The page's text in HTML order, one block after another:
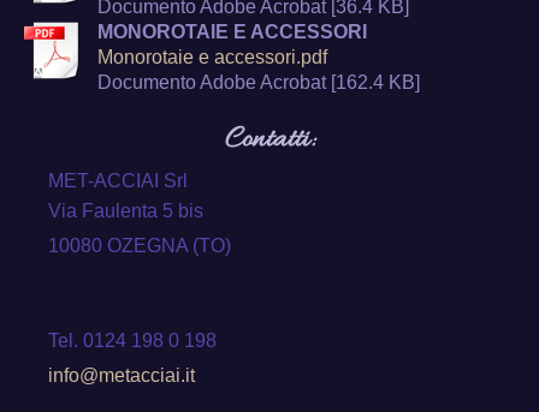
Documento Adobe Acrobat [36.4 KB]
MONOROTAIE E ACCESSORI
Monorotaie e accessori.pdf
Documento Adobe Acrobat [162.4 KB]
Contatti:
MET-ACCIAI Srl
Via Faulenta 5 bis
10080 OZEGNA (TO)
Tel. 0124 198 0 198
info@metacciai.it